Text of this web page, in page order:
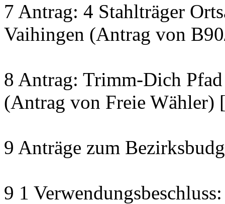
7 Antrag: 4 Stahlträger
Vaihingen (Antrag von
8 Antrag: Trimm-Dich
(Antrag von Freie Wähler)
9 Anträge zum
9 1